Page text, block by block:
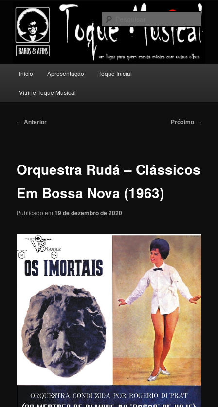
conteúdo
principalToque Musical
Um lugar para quem escuta música com outros olhos.
principal
Início Apresentação Toque Inicial
Vitrine Toque Musical
Navegação
← Anterior Próximo →
Orquestra Rudá – Clássicos
Em Bossa Nova (1963)
Publicado em19 de dezembro de 2020